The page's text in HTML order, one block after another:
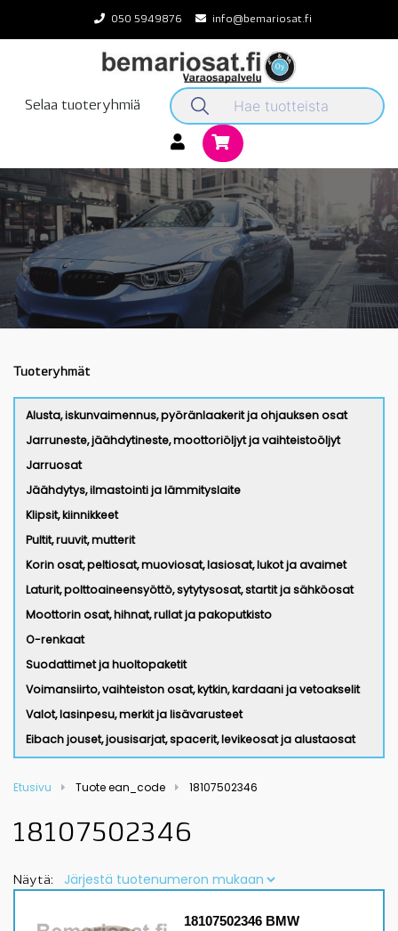
content
050 5949876 info@bemariosat.fi
Selaa tuoteryhmiä
Tuoteryhmät
Alusta, iskunvaimennus, pyöränlaakerit ja ohjauksen osat
Jarruneste, jäähdytineste, moottoriöljyt ja vaihteistoöljyt
Jarruosat
Jäähdytys, ilmastointi ja lämmityslaite
Klipsit, kiinnikkeet
Pultit, ruuvit, mutterit
Korin osat, peltiosat, muoviosat, lasiosat, lukot ja avaimet
Laturit, polttoaineensyöttö, sytytysosat, startit ja sähköosat
Moottorin osat, hihnat, rullat ja pakoputkisto
O-renkaat
Suodattimet ja huoltopaketit
Voimansiirto, vaihteiston osat, kytkin, kardaani ja vetoakselit
Valot, lasinpesu, merkit ja lisävarusteet
Eibach jouset, jousisarjat, spacerit, levikeosat ja alustaosat
Etusivu Tuote ean_code 18107502346
18107502346
Näytä:
18107502346 BMW